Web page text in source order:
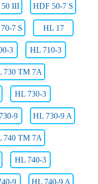
III HDF 50-7 S
7 S HL 17
3 HL 710-3
730 TM 7A
HL 730-3
9 HL 730-9 A
740 TM 7A
HL 740-3
9 HL 740-9 A